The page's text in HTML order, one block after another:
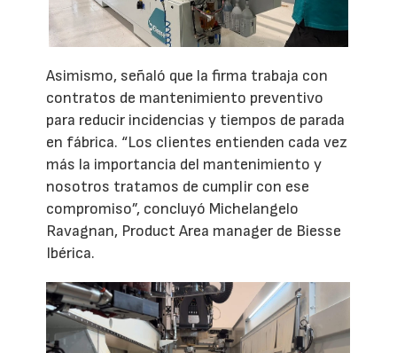
Asimismo, señaló que la firma trabaja con
contratos de mantenimiento preventivo
para reducir incidencias y tiempos de parada
en fábrica. “Los clientes entienden cada vez
más la importancia del mantenimiento y
nosotros tratamos de cumplir con ese
compromiso”, concluyó Michelangelo
Ravagnan, Product Area manager de Biesse
Ibérica.